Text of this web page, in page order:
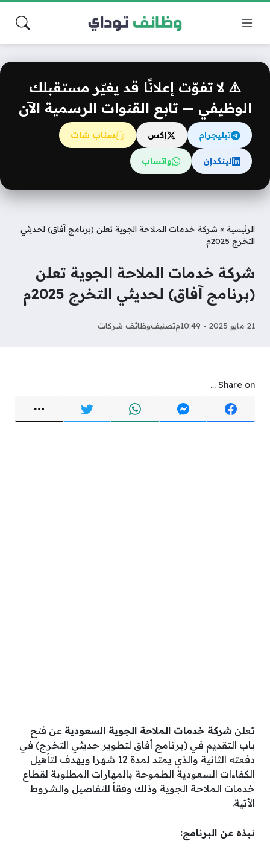
⚠️ لا تفوّت إعلانًا قد يغيّر مستقبلك
الوظيفي — تابع القنوات الرسمية الآن
تيليجرام إكس سناب شات
لينكدإن واتساب
الرئيسية » شركة خدمات الملاحة الجوية تعلن (برنامج آفاق) لحديثي
التخرج 2025م
شركة خدمات الملاحة الجوية تعلن
(برنامج آفاق) لحديثي التخرج 2025م
21 مايو 2025 - 10:49م تصنيفوظائف شركات
Share on ...
تعلن شركة خدمات الملاحة الجوية السعودية عن فتح
باب التقديم في (برنامج أفاق لتطوير حديثي التخرج) في
دفعته الثانية والذي يمتد لمدة 12 شهرا ويهدف لتأهيل
الكفاءات السعودية الطموحة بالمهارات المطلوبة لقطاع
خدمات الملاحة الجوية وذلك وفقأ للتفاصيل والشروط
الأتية.
نبذه عن البرنامج: